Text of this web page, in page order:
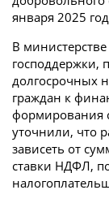
января 2025
В
господдержки,
долгосрочных
граждан к
формирования
уточнили, что
зависеть от
ставки НДФЛ,